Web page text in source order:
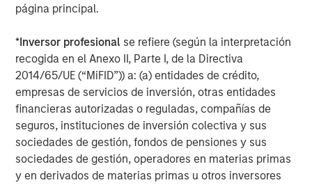
página principal.
*Inversor profesional se refiere (según la interpretación
recogida en el Anexo II, Parte I, de la Directiva
2014/65/UE (“MiFID”)) a: (a) entidades de crédito,
empresas de servicios de inversión, otras entidades
financieras autorizadas o reguladas, compañías de
seguros, instituciones de inversión colectiva y sus
sociedades de gestión, fondos de pensiones y sus
sociedades de gestión, operadores en materias primas
y en derivados de materias primas u otros inversores
ARTÍCULO